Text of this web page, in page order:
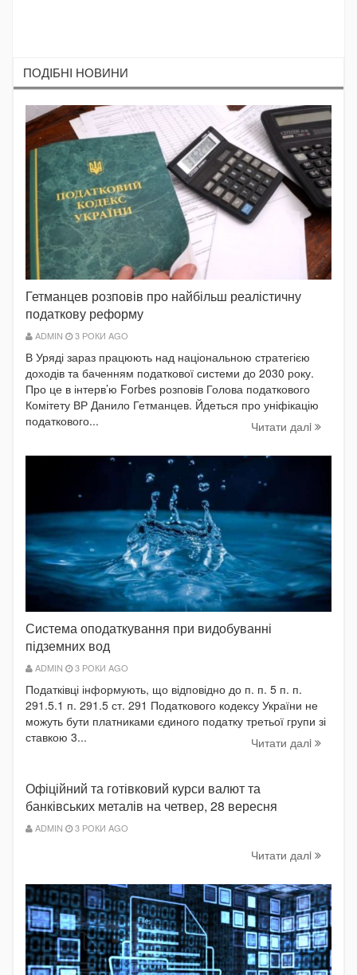
ПОДIБНI НОВИНИ
Гетманцев розповів про найбільш реалістичну
податкову реформу
ADMIN 3 РОКИ AGO
В Уряді зараз працюють над національною стратегією
доходів та баченням податкової системи до 2030 року.
Про це в інтерв’ю Forbes розповів Голова податкового
Комітету ВР Данило Гетманцев. Йдеться про уніфікацію
податкового...
Читати далi
Система оподаткування при видобуванні
підземних вод
ADMIN 3 РОКИ AGO
Податківці інформують, що відповідно до п. п. 5 п. п.
291.5.1 п. 291.5 ст. 291 Податкового кодексу України не
можуть бути платниками єдиного податку третьої групи зі
ставкою 3...
Читати далi
Офіційний та готівковий курси валют та
банківських металів на четвер, 28 вересня
ADMIN 3 РОКИ AGO
Читати далi